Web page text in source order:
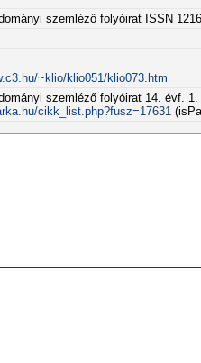
szemléző folyóirat ISSN
~klio/klio051/klio073.htm
szemléző folyóirat 14. évf.
cikk_list.php?fusz=17631